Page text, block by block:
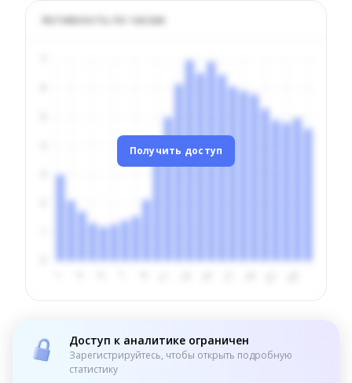
Активность по часам
Получить доступ
Доступ к аналитике ограничен
Зарегистрируйтесь, чтобы открыть подробную
статистику